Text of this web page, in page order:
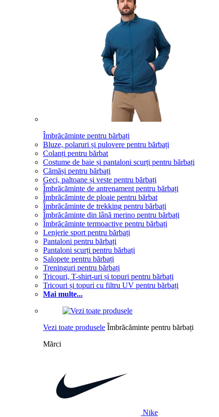
Îmbrăcăminte pentru bărbați
Bluze, polaruri și pulovere pentru bărbați
Colanți pentru bărbat
Costume de baie și pantaloni scurți pentru bărbați
Cămăși pentru bărbați
Geci, paltoane și veste pentru bărbați
Îmbrăcăminte de antrenament pentru bărbați
Îmbrăcăminte de ploaie pentru bărbat
Îmbrăcăminte de trekking pentru bărbați
Îmbrăcăminte din lână merino pentru bărbați
Îmbrăcăminte termoactive pentru bărbați
Lenjerie sport pentru bărbați
Pantaloni pentru bărbați
Pantaloni scurți pentru bărbați
Salopete pentru bărbați
Treninguri pentru bărbați
Tricouri, T-shirt-uri și topuri pentru bărbați
Tricouri și topuri cu filtru UV pentru bărbați
Mai multe...
Vezi toate produsele Îmbrăcăminte pentru bărbați
Mărci
Nike